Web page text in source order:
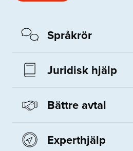
Språkrör
Juridisk hjälp
Bättre avtal
Experthjälp